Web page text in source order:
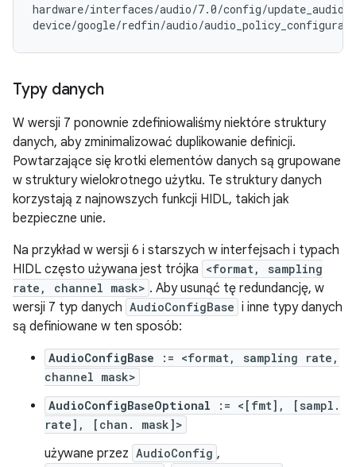
hardware/interfaces/audio/7.0/config/
device/google/redfin/audio/
Typy danych
W wersji 7 ponownie zdefiniowaliśmy niektóre struktury
danych, aby zminimalizować duplikowanie definicji.
Powtarzające się krotki elementów danych są grupowane
w struktury wielokrotnego użytku. Te struktury danych
korzystają z najnowszych funkcji HIDL, takich jak
bezpieczne unie.
Na przykład w wersji 6 i starszych w interfejsach i typach
HIDL często używana jest trójka <format, sampling
rate, channel mask> . Aby usunąć tę redundancję, w
wersji 7 typ danych AudioConfigBase i inne typy danych
są definiowane w ten sposób:
AudioConfigBase := <format, sampling rate,
channel mask>
AudioConfigBaseOptional := <[fmt], [sampl.
rate], [chan. mask]>
używane przez AudioConfig ,